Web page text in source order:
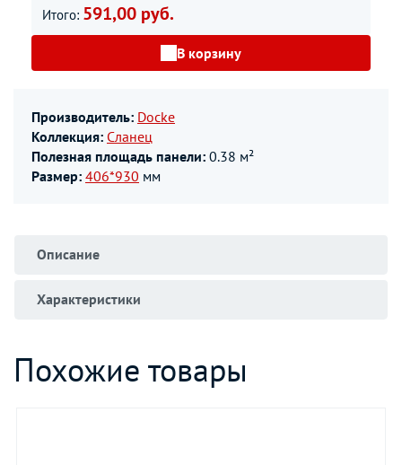
Итого: 591,00 руб.
В корзину
Производитель: Docke
Коллекция: Сланец
Полезная площадь панели: 0.38 м²
Размер: 406*930 мм
Описание
Характеристики
Похожие товары